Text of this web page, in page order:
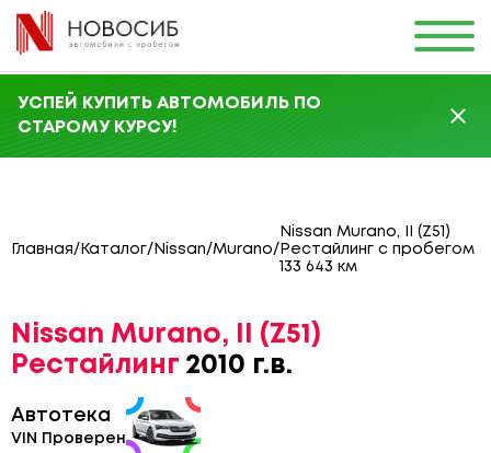
УСПЕЙ КУПИТЬ АВТОМОБИЛЬ ПО
СТАРОМУ КУРСУ!
Главная/ Каталог/ Nissan/Murano/
Nissan Murano, II (Z51)
Рестайлинг с пробегом
133 643 км
Nissan Murano, II (Z51)
Рестайлинг 2010 г.в.
Автотека
VIN Проверен